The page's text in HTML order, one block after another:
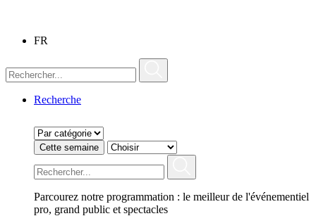
FR
Recherche
Cette semaine
Parcourez notre programmation : le meilleur de l'événementiel
pro, grand public et spectacles